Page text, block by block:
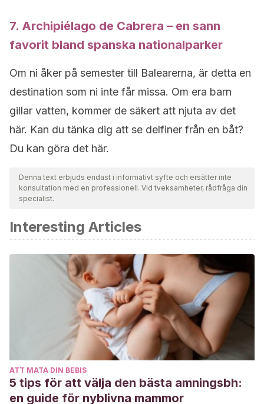
7. Archipiélago de Cabrera – en sann
favorit bland spanska nationalparker
Om ni åker på semester till Balearerna, är detta en
destination som ni inte får missa. Om era barn
gillar vatten, kommer de säkert att njuta av det
här. Kan du tänka dig att se delfiner från en båt?
Du kan göra det här.
Denna text erbjuds endast i informativt syfte och ersätter inte
konsultation med en professionell. Vid tveksamheter, rådfråga din
specialist.
Interesting Articles
ATT MATA DIN BEBIS
5 tips för att välja den bästa amningsbh:
en guide för nyblivna mammor